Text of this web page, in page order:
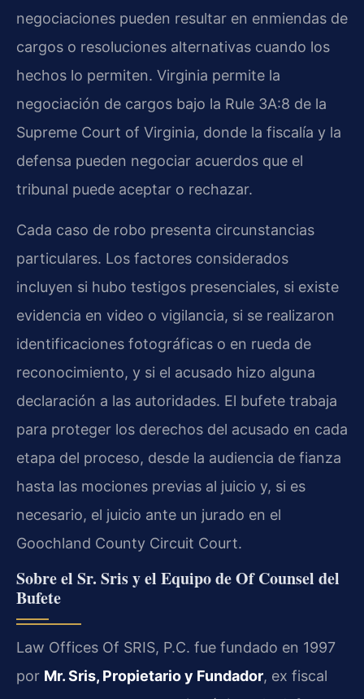
negociaciones pueden resultar en enmiendas de
cargos o resoluciones alternativas cuando los
hechos lo permiten. Virginia permite la
negociación de cargos bajo la Rule 3A:8 de la
Supreme Court of Virginia, donde la fiscalía y la
defensa pueden negociar acuerdos que el
tribunal puede aceptar o rechazar.
Cada caso de robo presenta circunstancias
particulares. Los factores considerados
incluyen si hubo testigos presenciales, si existe
evidencia en video o vigilancia, si se realizaron
identificaciones fotográficas o en rueda de
reconocimiento, y si el acusado hizo alguna
declaración a las autoridades. El bufete trabaja
para proteger los derechos del acusado en cada
etapa del proceso, desde la audiencia de fianza
hasta las mociones previas al juicio y, si es
necesario, el juicio ante un jurado en el
Goochland County Circuit Court.
Sobre el Sr. Sris y el Equipo de Of Counsel del
Bufete
Law Offices Of SRIS, P.C. fue fundado en 1997
por Mr. Sris, Propietario y Fundador, ex fiscal